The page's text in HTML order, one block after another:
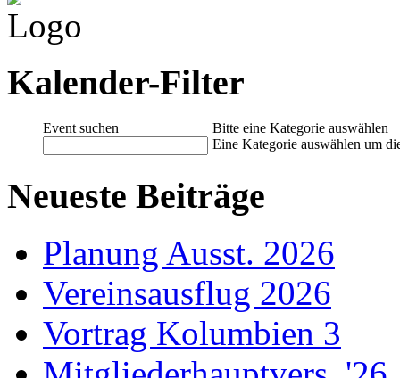
Kalender-Filter
Event suchen
Bitte eine Kategorie auswählen
Eine Kategorie auswählen um
Neueste Beiträge
Planung Ausst. 2026
Vereinsausflug 2026
Vortrag Kolumbien 3